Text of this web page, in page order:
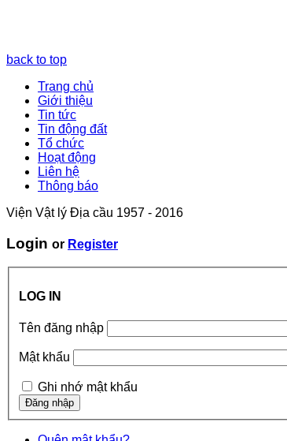
back to top
Trang chủ
Giới thiệu
Tin tức
Tin động đất
Tổ chức
Hoạt động
Liên hệ
Thông báo
Viện Vật lý Địa cầu 1957 - 2016
Login or Register
LOG IN
Tên đăng nhập
Mật khẩu
Ghi nhớ mật khẩu